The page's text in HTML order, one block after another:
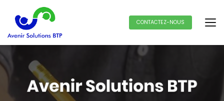
contenu
principal
CONTACTEZ-NOUS